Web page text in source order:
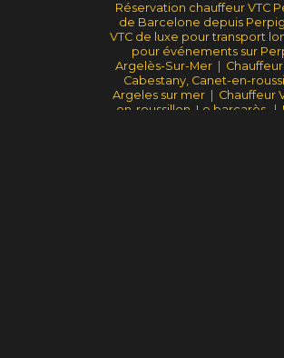
Réservation chauffeur VTC
de Barcelone depuis
VTC de luxe pour transport
pour événements sur
Argelès-Sur-Mer|
Cabestany, Canet-en-
Argeles sur mer
Chauffeur
en-roussillon, Le barcarès,
|